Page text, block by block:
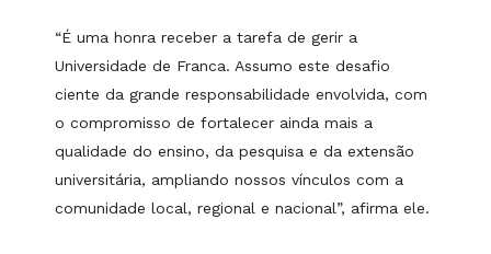
“É uma honra receber a tarefa de gerir a
Universidade de Franca. Assumo este desafio
ciente da grande responsabilidade envolvida, com
o compromisso de fortalecer ainda mais a
qualidade do ensino, da pesquisa e da extensão
universitária, ampliando nossos vínculos com a
comunidade local, regional e nacional”, afirma ele.